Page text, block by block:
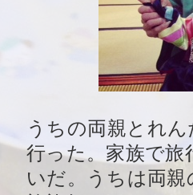
うちの両親とれ
行った。家族で
いだ。うちは両